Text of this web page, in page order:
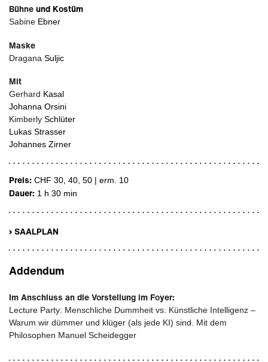
Bühneund Kostüm
Sabine Ebner
Maske
Dragana Suljic
Mit
Gerhard Kasal
Johanna Orsini
Kimberly Schlüter
Lukas Strasser
Johannes Zirner
Preis: CHF 30, 40, 50 | erm. 10
Dauer: 1 h 30 min
› SAALPLAN
Addendum
Im Anschluss an die Vorstellung im Foyer:
Lecture Party: Menschliche Dummheit vs. Künstliche Intelligenz –
Warum wir dümmer und klüger (als jede KI) sind. Mit dem
Philosophen Manuel Scheidegger